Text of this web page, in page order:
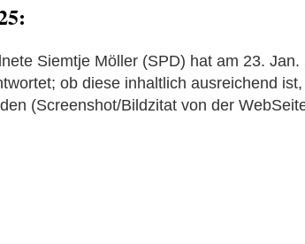
Siemtje Möller (SPD) hat am 23. Jan.
ob diese inhaltlich ausreichend
(Screenshot/Bildzitat von der